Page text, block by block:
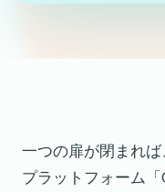
一つの扉が閉まれ
プラットフォーム